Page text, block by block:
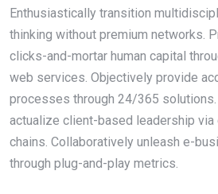
Enthusiastically transition
thinking without premium networks.
clicks-and-mortar human capital
web services. Objectively provide
processes through 24/365
actualize client-based leadership
chains. Collaboratively unleash e-
through plug-and-play metrics.